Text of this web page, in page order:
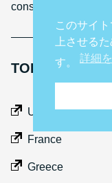
consent
TOP GEAR
UK
France
Greece
このサイ
上させる
す。 詳細